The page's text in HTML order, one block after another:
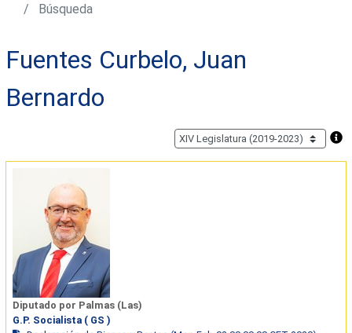
Búsqueda
Fuentes Curbelo, Juan
Bernardo
Diputado por Palmas (Las)
G.P. Socialista ( GS )